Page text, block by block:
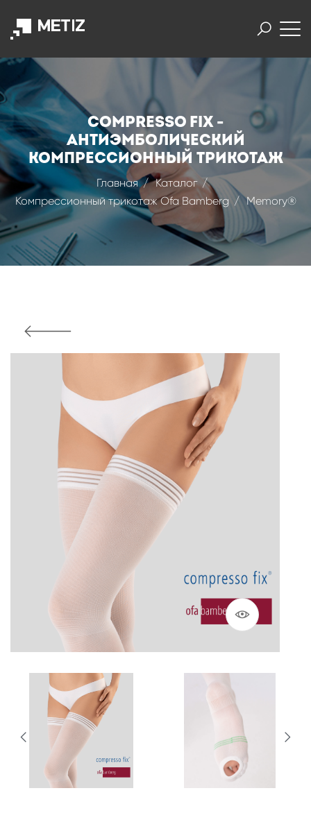
Compresso Fix -
антиэмболический
компрессионный трикотаж
Главная
Каталог
Компрессионный трикотаж Ofa Bamberg
Memory®